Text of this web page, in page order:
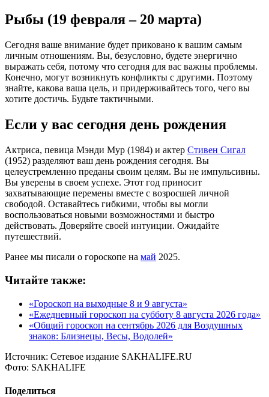
Рыбы (19 февраля – 20 марта)
Сегодня ваше внимание будет приковано к вашим самым
личным отношениям. Вы, безусловно, будете энергично
выражать себя, потому что сегодня для вас важны проблемы.
Конечно, могут возникнуть конфликты с другими. Поэтому
знайте, какова ваша цель, и придерживайтесь того, чего вы
хотите достичь. Будьте тактичными.
Если у вас сегодня день рождения
Актриса, певица Мэнди Мур (1984) и актер Стивен Сигал
(1952) разделяют ваш день рождения сегодня. Вы
целеустремленно преданы своим целям. Вы не импульсивны.
Вы уверены в своем успехе. Этот год приносит
захватывающие перемены вместе с возросшей личной
свободой. Оставайтесь гибкими, чтобы вы могли
воспользоваться новыми возможностями и быстро
действовать. Доверяйте своей интуиции. Ожидайте
путешествий.
Ранее мы писали о гороскопе на май 2025.
Читайте также:
«Гороскоп на выходные 8 и 9 августа»
«Ежедневный гороскоп на субботу 8 августа 2026 года»
«Общий гороскоп на сентябрь 2026 для Воздушных
знаков: Близнецы, Весы, Водолей»
Источник: Сетевое издание SAKHALIFE.RU
Фото: SAKHALIFE
Поделиться